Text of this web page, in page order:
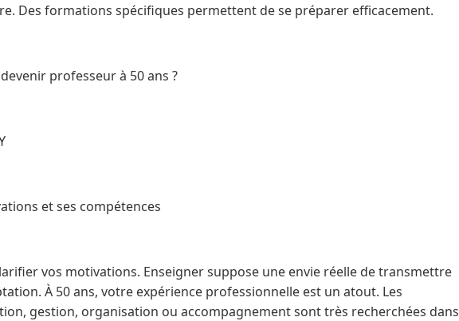
Des formations spécifiques permettent de se préparer efficacement.
professeur à 50 ans ?
et ses compétences
vos motivations. Enseigner suppose une envie réelle de transmettre
À 50 ans, votre expérience professionnelle est un atout. Les
gestion, organisation ou accompagnement sont très recherchées dans